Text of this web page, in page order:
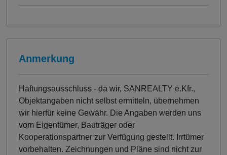
Anmerkung
Haftungsausschluss - da wir, SANREALTY e.Kfr.,
Objektangaben nicht selbst ermitteln, übernehmen
wir hierfür keine Gewähr. Die Angaben werden uns
vom Eigentümer, Bauträger oder
Kooperationspartner zur Verfügung gestellt. Irrtümer
vorbehalten. Zeichnungen und Pläne sind nicht zur